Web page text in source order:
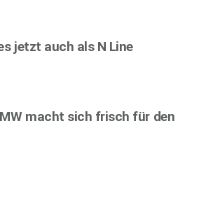
jetzt auch als N Line
macht sich frisch für den